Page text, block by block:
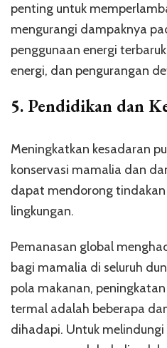
penting untuk
mengurangi dampaknya
penggunaan energi
energi, dan pengurangan
5. Pendidikan dan
Meningkatkan kesadaran
konservasi mamalia dan
dapat mendorong
lingkungan.
Pemanasan global
bagi mamalia di seluruh
pola makanan,
termal adalah beberapa
dihadapi. Untuk